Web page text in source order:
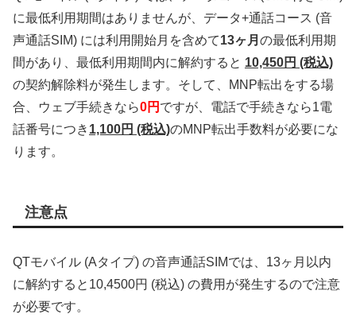
に最低利用期間はありませんが、データ+通話コース (音
声通話SIM) には利用開始月を含めて13ヶ月 の最低利用期
間があり、最低利用期間内に解約すると 10,450円 (税込)
の契約解除料が発生します。そして、MNP転出をする場
合、ウェブ手続きなら0円 ですが、電話で手続きなら1電
話番号につき 1,100円 (税込)のMNP転出手数料が必要にな
ります。
注意点
QTモバイル (Aタイプ) の音声通話SIMでは、13ヶ月以内
に解約すると10,4500円 (税込) の費用が発生するので注意
が必要です。